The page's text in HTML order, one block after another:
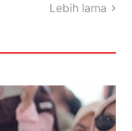
Lebih lama